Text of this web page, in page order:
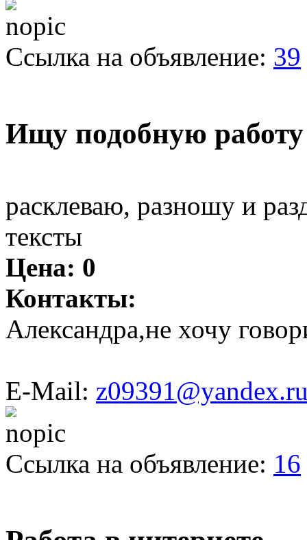
Ссылка на объявление: 39
Ищу подобную работу
расклеваю, разношу и
тексты
Цена: 0
Контакты:
Александра,не хочу
E-Mail:
Ссылка на объявление: 16